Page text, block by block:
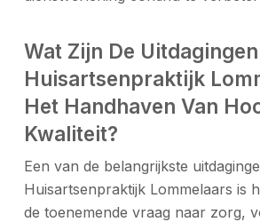
Wat Zijn De
Huisartsenpraktijk
Het Handhaven Van
Kwaliteit?
Een van de belangrijkste
Huisartsenpraktijk Lommelaars is
de toenemende vraag naar zorg,